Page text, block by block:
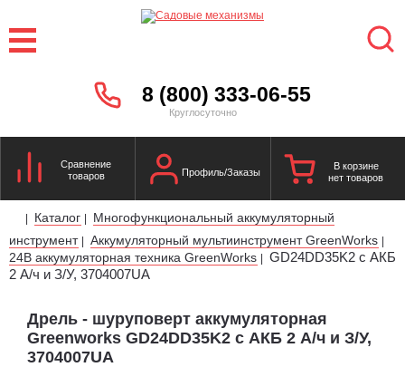
8 (800) 333-06-55
Круглосуточно
Сравнение
товаров
Профиль/Заказы
В корзине
нет товаров
| Каталог |
Многофункциональный аккумуляторный
инструмент | Аккумуляторный мультиинструмент GreenWorks |
24В аккумуляторная техника GreenWorks | GD24DD35K2 с АКБ
2 А/ч и З/У, 3704007UA
Дрель - шуруповерт аккумуляторная
Greenworks GD24DD35K2 с АКБ 2 А/ч и З/У,
3704007UA